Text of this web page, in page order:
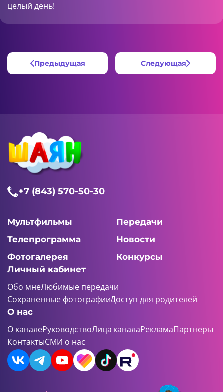
целый день!
Предыдущая Следующая
+7 (843) 570-50-30
Мультфильмы
Передачи
Телепрограмма
Новости
Фотогалерея
Конкурсы
Личный кабинет
Обо мнеЛюбимые передачи
Сохраненные фотографииДоступ для родителей
О нас
О каналеРуководствоЛица каналаРекламаПартнеры
КонтактыСМИ о нас